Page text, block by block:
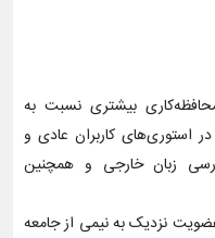
محافظه‌کاری بیشتری نسبت به
استوری‌های کاربران عادی و
زبان خارجی و همچنین
نزدیک به نیمی از جامعه